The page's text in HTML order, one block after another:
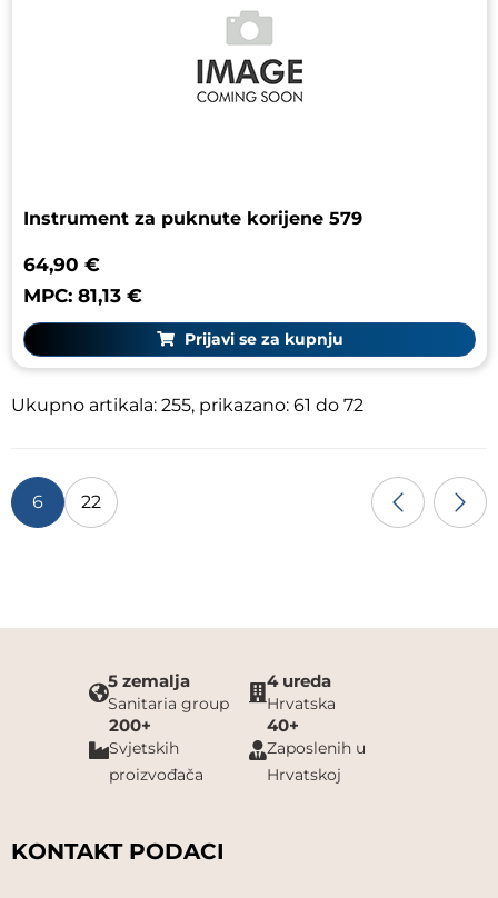
Instrument za puknute korijene 579
64,90 €
MPC: 81,13 €
Prijavi se za kupnju
Ukupno artikala: 255, prikazano: 61 do 72
6 22
5 zemalja
Sanitaria group
4 ureda
Hrvatska
200+
Svjetskih
proizvođača
40+
Zaposlenih u
Hrvatskoj
KONTAKT PODACI